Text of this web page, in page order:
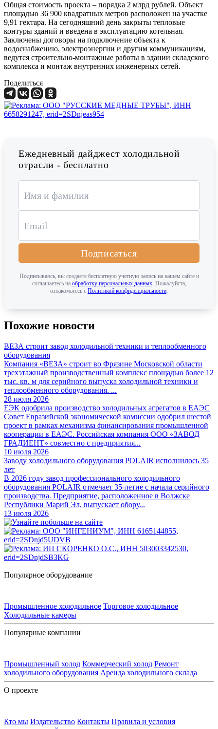
Общая стоимость проекта – порядка 2 млрд рублей. Объект
площадью 36 900 квадратных метров расположен на участке
9,91 гектара. На сегодняшний день закрыты тепловые
контуры зданий и введена в эксплуатацию котельная.
Заключены договоры на подключение объекта к
водоснабжению, электроэнергии и другим коммуникациям,
ведутся строительно-монтажные работы в здании складского
комплекса и монтаж внутренних инженерных сетей.
Поделиться
Ежедневный дайджест холодильной
отрасли - бесплатно
Подписаться
Подписываясь, вы создаете бесплатную учетную запись на нашем сайте и
соглашаетесь на обработку персональных данных. Пожалуйста,
ознакомьтесь с Политикой конфиденциальности.
Похожие новости
ВЕЗА строит завод холодильной техники и теплообменного
оборудования
Компания «ВЕЗА» строит во Фрязине Московской области
трехэтажный производственный комплекс площадью более 12
тыс. кв. м для серийного выпуска холодильной техники и
теплообменного оборудования. ...
28 июля 2026
ЕЭК одобрила производство холодильных агрегатов в ЕАЭС
Совет Евразийской экономической комиссии одобрил шестой
проект в рамках механизма финансирования промышленной
кооперации в ЕАЭС. Российская компания ООО «ЗАВОД
ГРАДИЕНТ» совместно с предприятия...
10 июля 2026
Заводу холодильного оборудования POLAIR исполнилось 35
лет
В 2026 году завод профессионального холодильного
оборудования POLAIR отмечает 35-летие с начала серийного
производства. Предприятие, расположенное в Волжске
Республики Марий Эл, выпускает обору...
13 июля 2026
Популярное оборудование
Промышленное холодильное Торговое холодильное
Холодильные камеры
Популярные компании
Промышленный холод Коммерческий холод Ремонт
холодильного оборудования Аренда холодильного склада
О проекте
Кто мы Издательство Контакты Правила и условия